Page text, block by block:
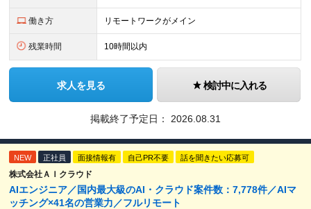
働き方 リモートワークがメイン
残業時間 10時間以内
求人を見る 検討中に入れる
掲載終了予定日： 2026.08.31
NEW 正社員 面接情報有 自己PR不要 話を聞きたい応募可
株式会社ＡＩクラウド
AIエンジニア／国内最大級のAI・クラウド案件数：7,778件／AIマ
ッチング×41名の営業力／フルリモート